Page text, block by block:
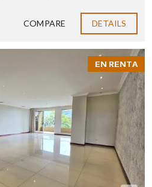
COMPARE DETAILS
EN RENTA